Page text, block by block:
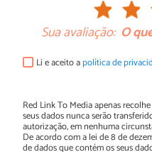
Sua avaliação: O
Li e aceito apolítica de
Red Link To Media apenas
seus dados nunca serão
autorização, em nenhuma
De acordo com a lei de 8 de
de dados que contém os seus